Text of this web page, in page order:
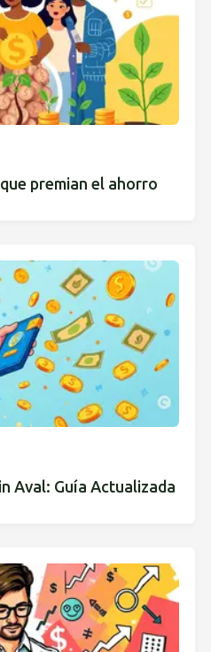
premian el ahorro
Aval: Guía Actualizada